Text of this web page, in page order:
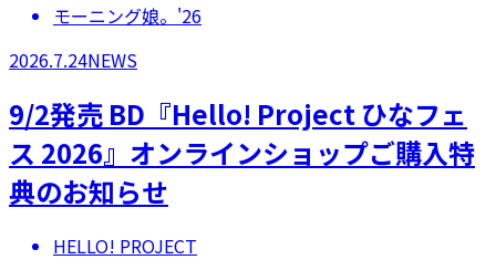
モーニング娘。'26
2026.7.24NEWS
9/2発売 BD『Hello! Project ひなフェ
ス 2026』オンラインショップご購入特
典のお知らせ
HELLO! PROJECT